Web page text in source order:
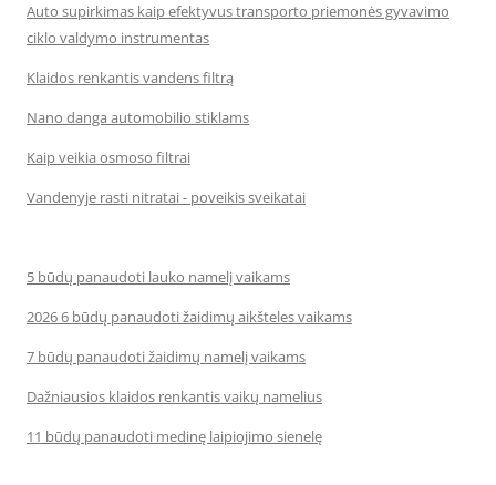
Auto supirkimas kaip efektyvus transporto priemonės gyvavimo
ciklo valdymo instrumentas
Klaidos renkantis vandens filtrą
Nano danga automobilio stiklams
Kaip veikia osmoso filtrai
Vandenyje rasti nitratai - poveikis sveikatai
5 būdų panaudoti lauko namelį vaikams
2026 6 būdų panaudoti žaidimų aikšteles vaikams
7 būdų panaudoti žaidimų namelį vaikams
Dažniausios klaidos renkantis vaikų namelius
11 būdų panaudoti medinę laipiojimo sienelę